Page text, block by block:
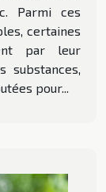
Parmi ces
certaines
par leur
substances,
pour...